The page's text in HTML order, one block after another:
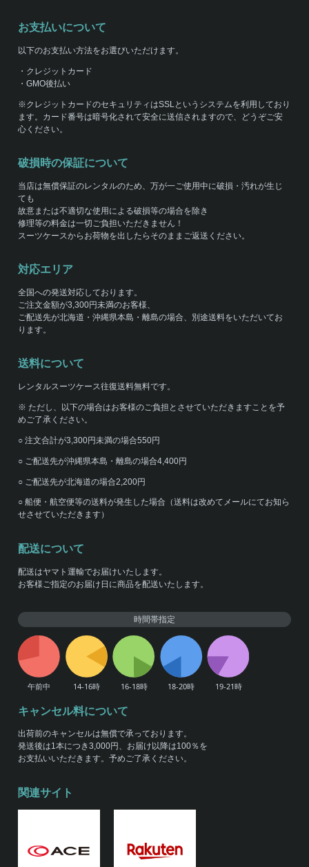
お支払いについて
以下のお支払い方法をお選びいただけます。
・クレジットカード
・GMO後払い
※クレジットカードのセキュリティはSSLというシステムを利用しており
ます。カード番号は暗号化されて安全に送信されますので、どうぞご安
心ください。
破損時の保証について
当店は無償保証のレンタルのため、万が一ご使用中に破損・汚れが生じ
ても
故意または不適切な使用による破損等の場合を除き
修理等の料金は一切ご負担いただきません！
スーツケースからお荷物を出したらそのままご返送ください。
対応エリア
全国への発送対応しております。
ご注文金額が3,300円未満のお客様、
ご配送先が北海道・沖縄県本島・離島の場合、別途送料をいただいてお
ります。
送料について
レンタルスーツケース往復送料無料です。
※ ただし、以下の場合はお客様のご負担とさせていただきますことを予
めご了承ください。
○ 注文合計が3,300円未満の場合550円
○ ご配送先が沖縄県本島・離島の場合4,400円
○ ご配送先が北海道の場合2,200円
○ 船便・航空便等の送料が発生した場合（送料は改めてメールにてお知ら
せさせていただきます）
配送について
配送はヤマト運輸でお届けいたします。
お客様ご指定のお届け日に商品を配送いたします。
時間帯指定
キャンセル料について
出荷前のキャンセルは無償で承っております。
発送後は1本につき3,000円、お届け以降は100％を
お支払いいただきます。予めご了承ください。
関連サイト